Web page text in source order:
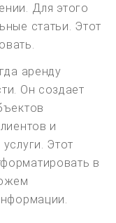
Для этого
статьи. Этот
аренду
Он создает
и
Этот
в